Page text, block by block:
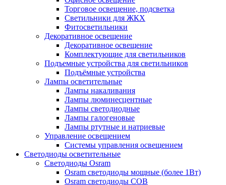
Торговое освещение, подсветка
Светильники для ЖКХ
Фитосветильники
Декоративное освещение
Декоративное освещение
Комплектующие для светильников
Подъемные устройства для светильников
Подъёмные устройства
Лампы осветительные
Лампы накаливания
Лампы люминесцентные
Лампы светодиодные
Лампы галогеновые
Лампы ртутные и натриевые
Управление освещением
Системы управления освещением
Светодиоды осветительные
Светодиоды Osram
Osram светодиоды мощные (более 1Вт)
Osram светодиоды COB